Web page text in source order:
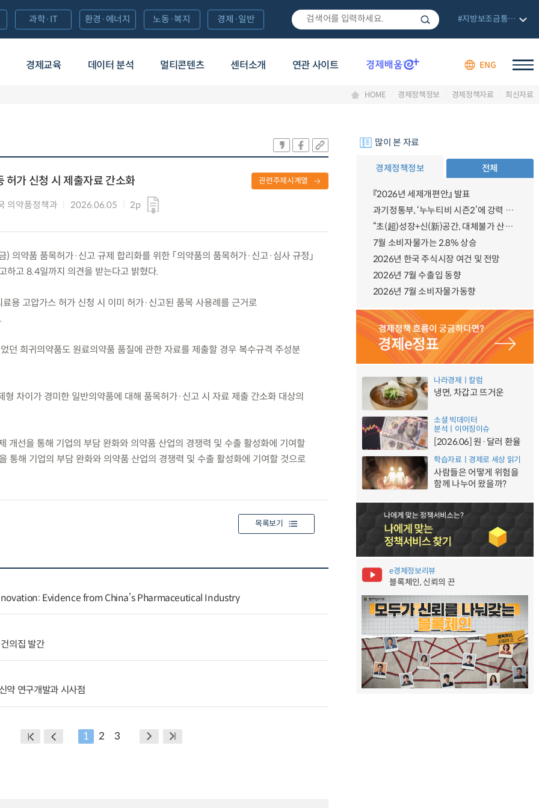
경제교육 데이터 분석 멀티콘텐츠 센터소개 연관 사이트 ENG
과학·IT 환경·에너지 노동·복지 경제·일반 #지방보조금통합관리망
HOME 경제정책정보 경제정책자료 최신자료
허가 신청 시 제출자료 간소화
의약품정책과 2026.06.05 2p
관련주제시계열
의약품 품목허가·신고 규제 합리화를 위한 「의약품의 품목허가·신고·심사 규정」
하고 8.4일까지 의견을 받는다고 밝혔다.
용 고압가스 허가 신청 시 이미 허가·신고된 품목 사용례를 근거로
던 희귀의약품도 원료의약품 품질에 관한 자료를 제출할 경우 복수규격 주성분
차이가 경미한 일반의약품에 대해 품목허가·신고 시 자료 제출 간소화 대상의
개선을 통해 기업의 부담 완화와 의약품 산업의 경쟁력 및 수출 활성화에 기여할
통해 기업의 부담 완화와 의약품 산업의 경쟁력 및 수출 활성화에 기여할 것으로
목록보기
Evidence from China’s Pharmaceutical Industry
의집 발간
약 연구개발과 시사점
1 2 3
많이 본 자료
경제정책정보 전체
『2026년 세제개편안』 발표
과기정통부, ‘누누티비 시즌2’에 강력 대응 의지 밝혀
“초(超)성장+신(新)공간, 대체불가 산업강국”
7월 소비자물가는 2.8% 상승
2026년 한국 주식시장 여건 및 전망
2026년 7월 수출입 동향
2026년 7월 소비자물가동향
나라경제ㅣ칼럼
냉면, 차갑고 뜨거운
소셜 빅데이터
분석ㅣ이머징이슈
[2026.06] 원·달러 환율
학습자료ㅣ경제로 세상 읽기
사람들은 어떻게 위험을
함께 나누어 왔을까?
e경제정보리뷰
블록체인, 신뢰의 끈